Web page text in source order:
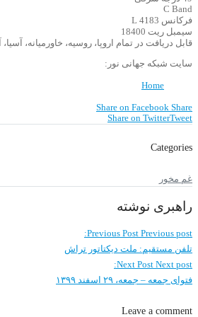
C Band
فرکانس 4183 L
سیمبل ریت 18400
قابل دریافت در تمام اروپا، روسیه، خاورمیانه،
سایت شبکه جهانی نور:
Home
Share on Facebook Share
Share on TwitterTweet
Categories
غم مخور
راهبری نوشته
Previous Post Previous post:
تلفن مستقیم: ملت دیکتاتور تراش
Next Post Next post:
فتوای جمعه – جمعه، ۲۹ اسفند ۱۳۹۹
Leave a comment